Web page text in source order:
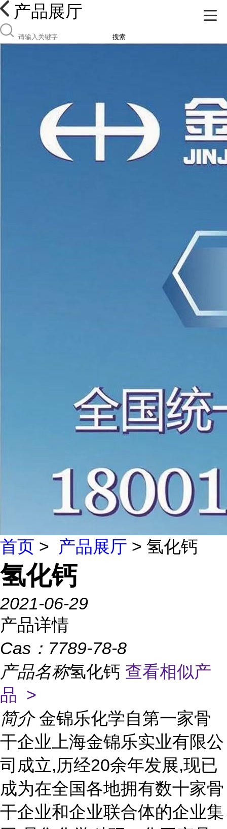
产品展厅
搜索
首页 > 产品展厅 > 氢化钙
氢化钙
2021-06-29
产品详情
Cas： 7789-78-8
产品名称氢化钙 查看相似产
品 >
简介 金锦乐化学自第一家骨
干企业上海金锦乐实业有限公
司成立,历经20余年发展,现已
成为在全国各地拥有数十家骨
干企业和企业联合体的企业集